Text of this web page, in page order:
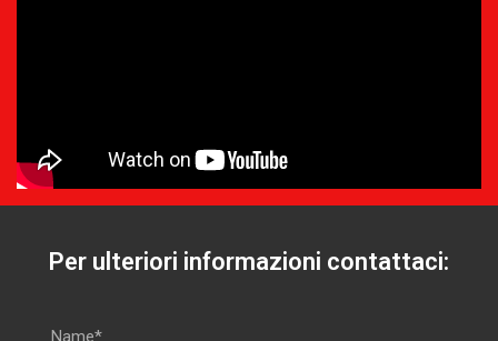
Per ulteriori informazioni contattaci: